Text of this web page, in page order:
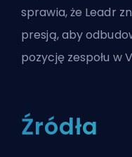
sprawia, że Leadr
presją, aby
pozycję zespołu w
Źródła